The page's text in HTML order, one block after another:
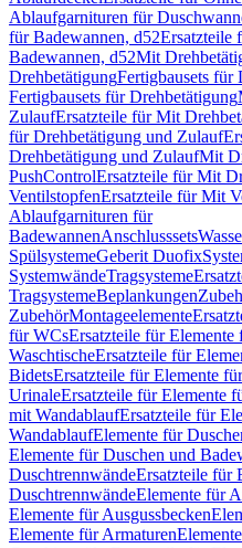
Ablaufgarnituren für
für Badewannen, d52Ersatzteile
Badewannen, d52Mit
DrehbetätigungFertigbausets für
Fertigbausets für Drehbetätigung
ZulaufErsatzteile für Mit
für Drehbetätigung und Zulauf
Drehbetätigung und ZulaufMit
PushControlErsatzteile für Mit
VentilstopfenErsatzteile für Mit
Ablaufgarnituren für
BadewannenAnschlusssets
SpülsystemeGeberit Duofix
SystemwändeTragsysteme
TragsystemeBeplankungen
ZubehörMontageelemente
für WCsErsatzteile für Elemente
WaschtischeErsatzteile für
BidetsErsatzteile für Elemente
UrinaleErsatzteile für Elemente
mit WandablaufErsatzteile für
WandablaufElemente für
Elemente für Duschen und
DuschtrennwändeErsatzteile für
DuschtrennwändeElemente für
Elemente für Ausgussbecken
Elemente für Armaturen